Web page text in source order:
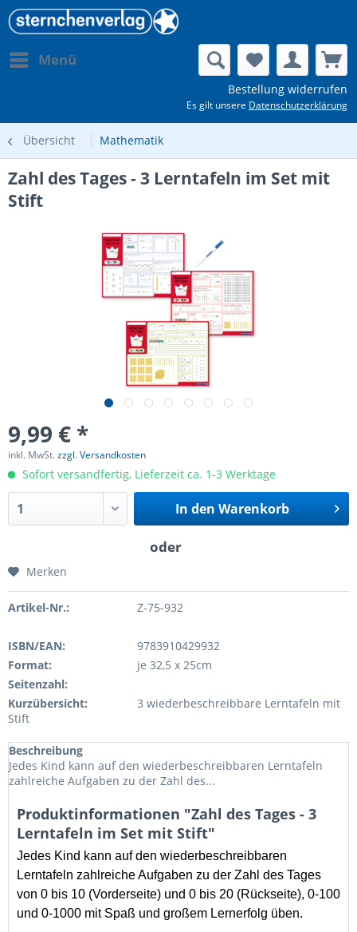
Menü
Bestellung widerrufen
Es gilt unsere Datenschutzerklärung
Übersicht Mathematik
Zahl des Tages - 3 Lerntafeln im Set mit
Stift
9,99 € *
inkl. MwSt.zzgl. Versandkosten
Sofort versandfertig, Lieferzeit ca. 1-3 Werktage
In den Warenkorb
Merken
Artikel-Nr.: Z-75-932
ISBN/EAN:
9783910429932
Format:
je 32,5 x 25cm
Seitenzahl:
Kurzübersicht:
3 wiederbeschreibbare Lerntafeln mit
Stift
Beschreibung
Jedes Kind kann auf den wiederbeschreibbaren Lerntafeln
zahlreiche Aufgaben zu der Zahl des...
Produktinformationen "Zahl des Tages - 3
Lerntafeln im Set mit Stift"
Jedes Kind kann auf den wiederbeschreibbaren
Lerntafeln zahlreiche Aufgaben zu der Zahl des Tages
von 0 bis 10 (Vorderseite) und 0 bis 20 (Rückseite), 0-100
und 0-1000 mit Spaß und großem Lernerfolg üben.